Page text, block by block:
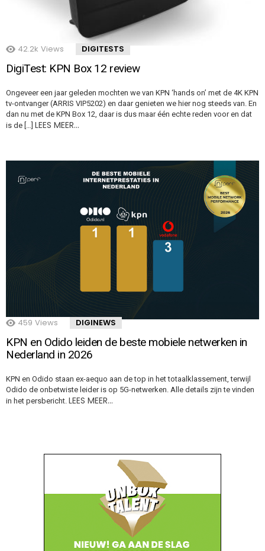
42.2k Views DIGITESTS
DigiTest: KPN Box 12 review
Ongeveer een jaar geleden mochten we van KPN ‘hands on’ met de 4K KPN
tv-ontvanger (ARRIS VIP5202) en daar genieten we hier nog steeds van. En
dan nu met de KPN Box 12, daar is dus maar één echte reden voor en dat
is de […] LEES MEER…
459 Views DIGINEWS
KPN en Odido leiden de beste mobiele netwerken in
Nederland in 2026
KPN en Odido staan ex-aequo aan de top in het totaalklassement, terwijl
Odido de onbetwiste leider is op 5G-netwerken. Alle details zijn te vinden
in het persbericht. LEES MEER…